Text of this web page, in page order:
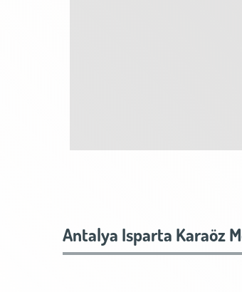
Antalya Isparta Karaöz